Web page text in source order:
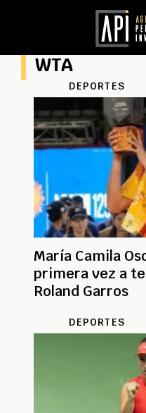
WTA
DEPORTES
María Camila
primera vez a
Roland Garros
DEPORTES